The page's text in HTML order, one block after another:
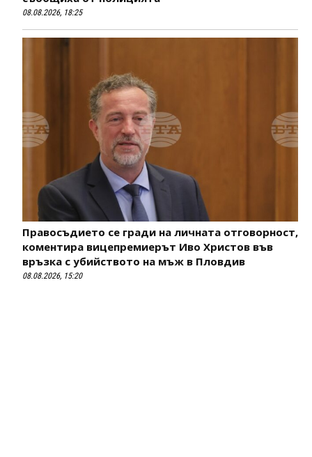
08.08.2026, 18:25
Правосъдието се гради на личната отговорност,
коментира вицепремиерът Иво Христов във
връзка с убийството на мъж в Пловдив
08.08.2026, 15:20